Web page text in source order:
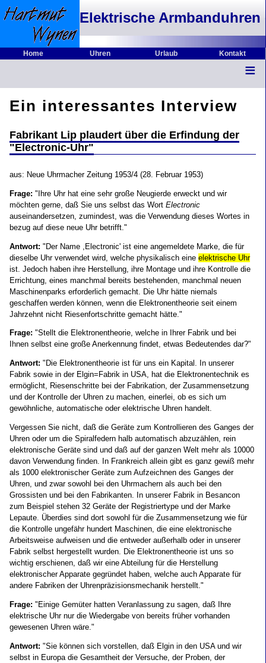
Elektrische
Home Uhren Urlaub Kontakt
≡
Ein interessantes Interview
Fabrikant Lip plaudert über die Erfindung der
"Electronic-Uhr"
aus: Neue Uhrmacher Zeitung 1953/4 (28. Februar 1953)
Frage: "Ihre Uhr hat eine sehr große Neugierde erweckt und wir
möchten gerne, daß Sie uns selbst das Wort Electronic
auseinandersetzen, zumindest, was die Verwendung dieses Wortes in
bezug auf diese neue Uhr betrifft."
Antwort: "Der Name ,Electronic' ist eine angemeldete Marke, die für
dieselbe Uhr verwendet wird, welche physikalisch eine elektrische Uhr
ist. Jedoch haben ihre Herstellung, ihre Montage und ihre Kontrolle die
Errichtung, eines manchmal bereits bestehenden, manchmal neuen
Maschinenparks erforderlich gemacht. Die Uhr hätte niemals
geschaffen werden können, wenn die Elektronentheorie seit einem
Jahrzehnt nicht Riesenfortschritte gemacht hätte."
Frage: "Stellt die Elektronentheorie, welche in Ihrer Fabrik und bei
Ihnen selbst eine große Anerkennung findet, etwas Bedeutendes dar?"
Antwort: "Die Elektronentheorie ist für uns ein Kapital. In unserer
Fabrik sowie in der Elgin=Fabrik in USA, hat die Elektronentechnik es
ermöglicht, Riesenschritte bei der Fabrikation, der Zusammensetzung
und der Kontrolle der Uhren zu machen, einerlei, ob es sich um
gewöhnliche, automatische oder elektrische Uhren handelt.
Vergessen Sie nicht, daß die Geräte zum Kontrollieren des Ganges der
Uhren oder um die Spiralfedern halb automatisch abzuzählen, rein
elektronische Geräte sind und daß auf der ganzen Welt mehr als 10000
davon Verwendung finden. In Frankreich allein gibt es ganz gewiß mehr
als 1000 elektronischer Geräte zum Aufzeichnen des Ganges der
Uhren, und zwar sowohl bei den Uhrmachern als auch bei den
Grossisten und bei den Fabrikanten. In unserer Fabrik in Besancon
zum Beispiel stehen 32 Geräte der Registriertype und der Marke
Lepaute. Überdies sind dort sowohl für die Zusammensetzung wie für
die Kontrolle ungefähr hundert Maschinen, die eine elektronische
Arbeitsweise aufweisen und die entweder außerhalb oder in unserer
Fabrik selbst hergestellt wurden. Die Elektronentheorie ist uns so
wichtig erschienen, daß wir eine Abteilung für die Herstellung
elektronischer Apparate gegründet haben, welche auch Apparate für
andere Fabriken der Uhrenpräzisionsmechanik herstellt."
Frage: "Einige Gemüter hatten Veranlassung zu sagen, daß Ihre
elektrische Uhr nur die Wiedergabe von bereits früher vorhanden
gewesenen Uhren wäre."
Antwort: "Sie können sich vorstellen, daß Elgin in den USA und wir
selbst in Europa die Gesamtheit der Versuche, der Proben, der